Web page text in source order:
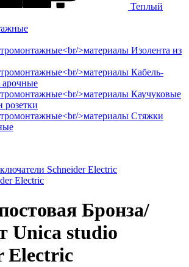
Теплый
Изолента из
Кабель-
арочные
Каучуковые
розетки
Стяжки
Schneider Electric
Electric
Бронза/
Unica studio
Electric